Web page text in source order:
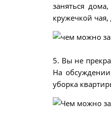
заняться
кружечкой
5. Вы не
На
уборка